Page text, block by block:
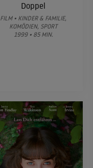
Doppel
FILM • KINDER & FAMILIE,
KOMÖDIEN, SPORT
1999 • 85 MIN.